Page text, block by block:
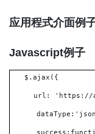
应用程式介面例
Javascript例子
$.ajax({
url: 'https://